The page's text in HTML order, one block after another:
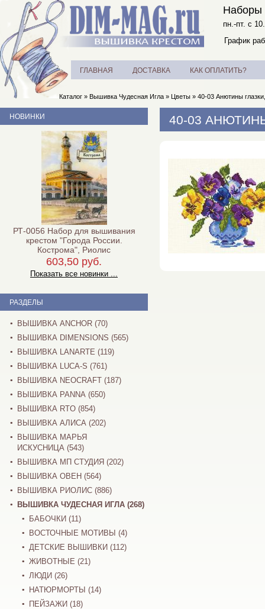
Наборы
пн.-пт. с
График
ГЛАВНАЯ ДОСТАВКА КАК ОПЛАТИТЬ?
Каталог » Вышивка Чудесная Игла » Цветы » 40-03 Анютины
40-03
НОВИНКИ
РТ-0056 Набор для вышивания
крестом "Города России.
Кострома", Риолис
603,50 руб.
Показать все новинки ...
РАЗДЕЛЫ
ВЫШИВКА ANCHOR (70)
ВЫШИВКА DIMENSIONS (565)
ВЫШИВКА LANARTE (119)
ВЫШИВКА LUCA-S (761)
ВЫШИВКА NEOCRAFT (187)
ВЫШИВКА PANNA (650)
ВЫШИВКА RTO (854)
ВЫШИВКА АЛИСА (202)
ВЫШИВКА МАРЬЯ
ИСКУСНИЦА (543)
ВЫШИВКА МП СТУДИЯ (202)
ВЫШИВКА ОВЕН (564)
ВЫШИВКА РИОЛИС (886)
ВЫШИВКА ЧУДЕСНАЯ ИГЛА (268)
БАБОЧКИ (11)
ВОСТОЧНЫЕ МОТИВЫ (4)
ДЕТСКИЕ ВЫШИВКИ (112)
ЖИВОТНЫЕ (21)
ЛЮДИ (26)
НАТЮРМОРТЫ (14)
ПЕЙЗАЖИ (18)